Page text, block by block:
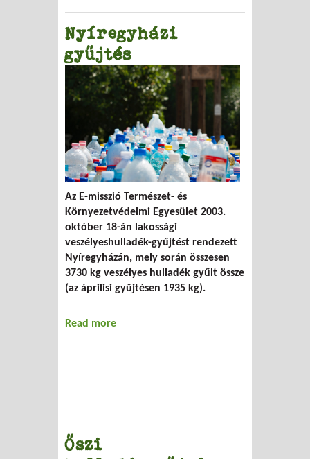
Nyíregyházi
gyűjtés
Az E-misszió Természet- és
Környezetvédelmi Egyesület 2003.
október 18-án lakossági
veszélyeshulladék-gyűjtést rendezett
Nyíregyházán, mely során összesen
3730 kg veszélyes hulladék gyűlt össze
(az áprilisi gyűjtésen 1935 kg).
Read more
Őszi